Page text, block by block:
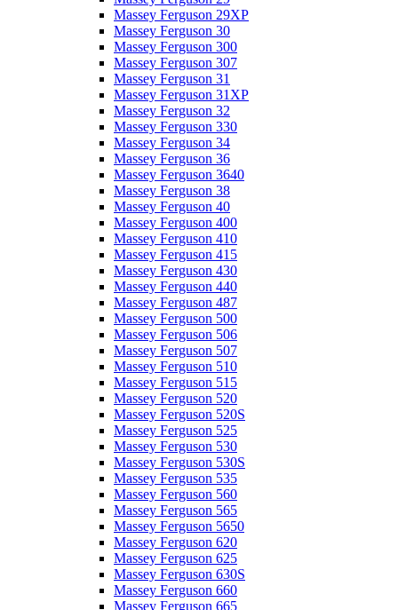
Massey Ferguson 29XP
Massey Ferguson 30
Massey Ferguson 300
Massey Ferguson 307
Massey Ferguson 31
Massey Ferguson 31XP
Massey Ferguson 32
Massey Ferguson 330
Massey Ferguson 34
Massey Ferguson 36
Massey Ferguson 3640
Massey Ferguson 38
Massey Ferguson 40
Massey Ferguson 400
Massey Ferguson 410
Massey Ferguson 415
Massey Ferguson 430
Massey Ferguson 440
Massey Ferguson 487
Massey Ferguson 500
Massey Ferguson 506
Massey Ferguson 507
Massey Ferguson 510
Massey Ferguson 515
Massey Ferguson 520
Massey Ferguson 520S
Massey Ferguson 525
Massey Ferguson 530
Massey Ferguson 530S
Massey Ferguson 535
Massey Ferguson 560
Massey Ferguson 565
Massey Ferguson 5650
Massey Ferguson 620
Massey Ferguson 625
Massey Ferguson 630S
Massey Ferguson 660
Massey Ferguson 665